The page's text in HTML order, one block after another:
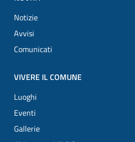
Notizie
Avvisi
Comunicati
VIVERE IL COMUNE
Luoghi
Eventi
Gallerie